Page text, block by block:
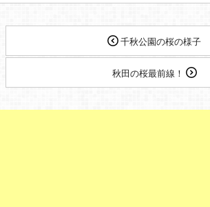
千秋公園の桜の様子
秋田の桜最前線！